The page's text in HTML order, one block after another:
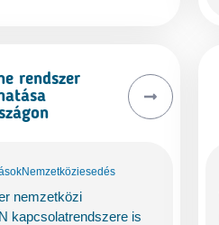
rendszer
Nemzetköziesedés
nemzetközi
kapcsolatrendszere is